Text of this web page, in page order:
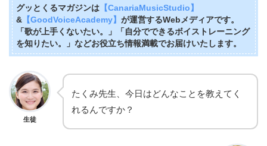
グッとくるマガジンは【CanariaMusicStudio】
&【GoodVoiceAcademy】 が運営するWebメディアです。
「歌が上手くないたい。」「自分でできるボイストレーニング
を知りたい。」などお役立ち情報満載でお届けいたします。
生徒
たくみ先生、今日はどんなことを教えてく
れるんですか？